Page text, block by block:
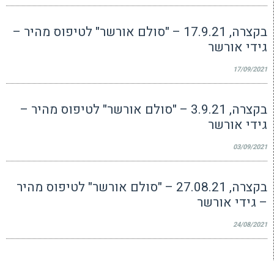
בקצרה, 17.9.21 – "סולם אורשר" לטיפוס מהיר –
גידי אורשר
17/09/2021
בקצרה, 3.9.21 – "סולם אורשר" לטיפוס מהיר –
גידי אורשר
03/09/2021
בקצרה, 27.08.21 – "סולם אורשר" לטיפוס מהיר
– גידי אורשר
24/08/2021